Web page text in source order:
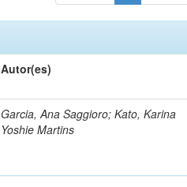
Autor(es)
Garcia, Ana Saggioro; Kato, Karina
Yoshie Martins